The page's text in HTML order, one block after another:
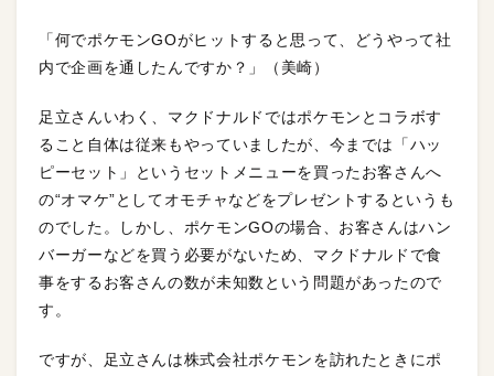
「何でポケモンGOがヒットすると思って、どうやって社
内で企画を通したんですか？」（美崎）
足立さんいわく、マクドナルドではポケモンとコラボす
ること自体は従来もやっていましたが、今までは「ハッ
ピーセット」というセットメニューを買ったお客さんへ
の“オマケ”としてオモチャなどをプレゼントするというも
のでした。しかし、ポケモンGOの場合、お客さんはハン
バーガーなどを買う必要がないため、マクドナルドで食
事をするお客さんの数が未知数という問題があったので
す。
ですが、足立さんは株式会社ポケモンを訪れたときにポ